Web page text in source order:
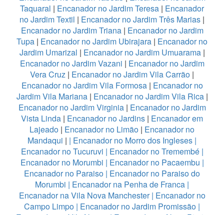
Taquaral | Encanador no Jardim Teresa | Encanador
no Jardim Textil | Encanador no Jardim Três Marias |
Encanador no Jardim Triana| Encanador no Jardim
Tupa | Encanador no Jardim Ubirajara | Encanador no
Jardim Umarizal | Encanador no Jardim Umuarama|
Encanador no Jardim Vazani | Encanador no Jardim
Vera Cruz | Encanador no Jardim Vila Carrão |
Encanador no Jardim Vila Formosa| Encanador no
Jardim Vila Mariana| Encanador no Jardim Vila Rica|
Encanador no Jardim Virginia| Encanador no Jardim
Vista Linda | Encanador no Jardins | Encanador em
Lajeado | Encanador no Limão | Encanador no
Mandaqui | | Encanador no Morro dos Ingleses |
Encanador no Tucuruvi | Encanador no Tremembé|
Encanador no Morumbi | Encanador no Pacaembu |
Encanador no Paraiso | Encanador no Paraiso do
Morumbi | Encanador na Penha de Franca |
Encanador na Vila Nova Manchester| Encanador no
Campo Limpo | Encanador no Jardim Promissão |